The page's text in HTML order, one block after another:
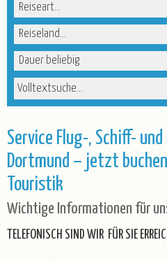
Advent
Weihnachten
Silvester
R.U.F
Katalogbestellung
Taxi-Service/Zustiege
Luftfahrt -
Wir
Reiseart
Reiseland
Reisedauer
Volltextsuche
Service Flug-, Schiff- und
Dortmund – jetzt buchen
Touristik
Wichtige Informationen für
TELEFONISCH SIND WIR FÜR SIE